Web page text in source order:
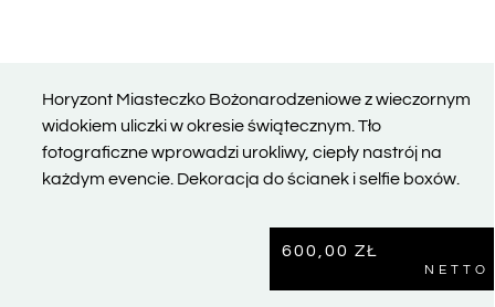
Horyzont Miasteczko Bożonarodzeniowe z wieczornym
widokiem uliczki w okresie świątecznym. Tło
fotograficzne wprowadzi urokliwy, ciepły nastrój na
każdym evencie. Dekoracja do ścianek i selfie boxów.
600,00 ZŁ
NETTO